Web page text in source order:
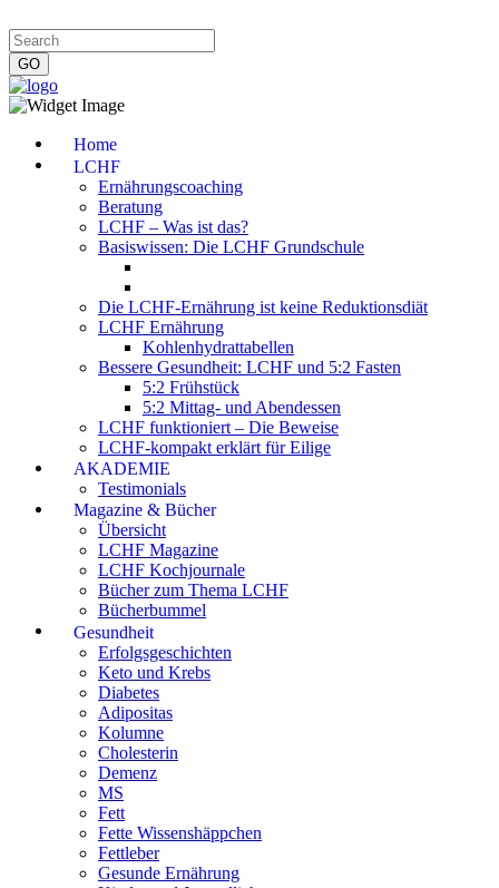
Home
LCHF
Ernährungscoaching
Beratung
LCHF – Was ist das?
Basiswissen: Die LCHF Grundschule
Die LCHF-Ernährung ist keine Reduktionsdiät
LCHF Ernährung
Kohlenhydrattabellen
Bessere Gesundheit: LCHF und 5:2 Fasten
5:2 Frühstück
5:2 Mittag- und Abendessen
LCHF funktioniert – Die Beweise
LCHF-kompakt erklärt für Eilige
AKADEMIE
Testimonials
Magazine & Bücher
Übersicht
LCHF Magazine
LCHF Kochjournale
Bücher zum Thema LCHF
Bücherbummel
Gesundheit
Erfolgsgeschichten
Keto und Krebs
Diabetes
Adipositas
Kolumne
Cholesterin
Demenz
MS
Fett
Fette Wissenshäppchen
Fettleber
Gesunde Ernährung